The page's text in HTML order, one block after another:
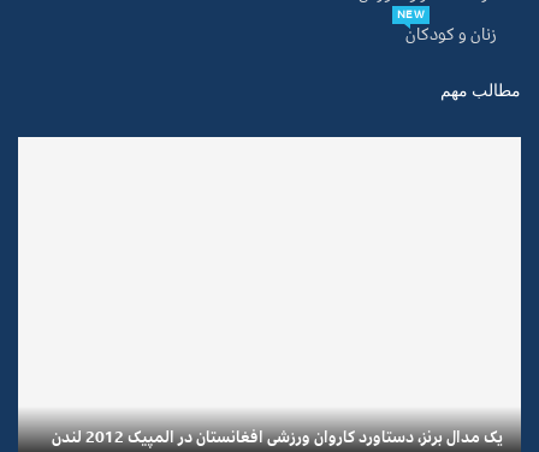
زنان و کودکان
NEW
مطالب مهم
یک مدال برنز، دستاورد کاروان ورزشی افغانستان در المپیک 2012 لندن